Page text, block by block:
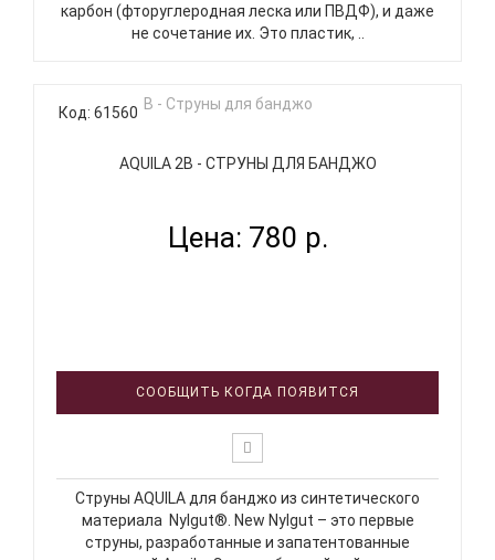
карбон (фторуглеродная леска или ПВДФ), и даже
не сочетание их. Это пластик, ..
Код: 61560
AQUILA 2B - СТРУНЫ ДЛЯ БАНДЖО
Цена: 780 р.
СООБЩИТЬ КОГДА ПОЯВИТСЯ
Струны AQUILA для банджо из синтетического
материала Nylgut®. New Nylgut – это первые
струны, разработанные и запатентованные